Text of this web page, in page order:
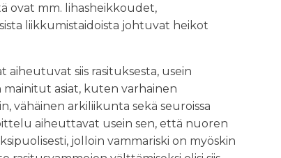
ovat mm. lihasheikkoudet,
liikkumistaidoista johtuvat heikot
aiheutuvat siis rasituksesta, usein
mainitut asiat, kuten varhainen
vähäinen arkiliikunta sekä seuroissa
aiheuttavat usein sen, että nuoren
jolloin vammariski on myöskin